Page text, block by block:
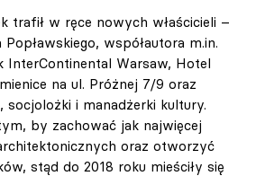
trafił w ręce nowych właścicieli –
współautora m.in.
InterContinental Warsaw, Hotel
na ul. Próżnej 7/9 oraz
socjolożki i manadżerki kultury.
by zachować jak najwięcej
oraz otworzyć
stąd do 2018 roku mieściły się